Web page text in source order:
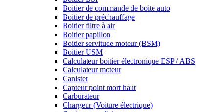
Boitier de commande de boite auto
Boitier de préchauffage
Boitier filtre à air
Boitier papillon
Boitier servitude moteur (BSM)
Boitier USM
Calculateur boitier électronique ESP / ABS
Calculateur moteur
Canister
Capteur point mort haut
Carburateur
Chargeur (Voiture électrique)